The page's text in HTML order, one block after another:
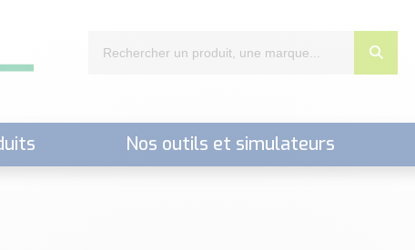
Nos outils et simulateurs